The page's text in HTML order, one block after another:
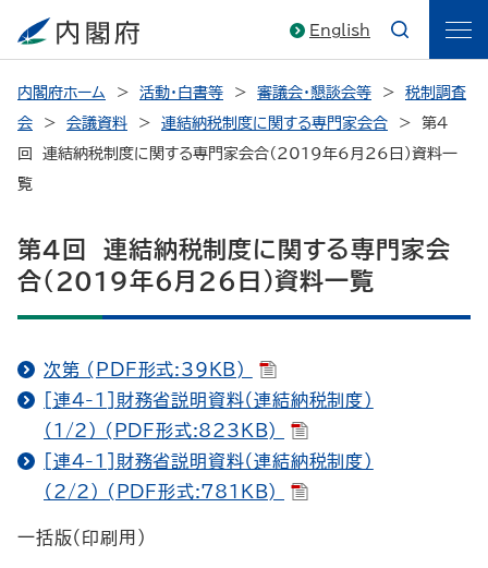
English
内閣府ホーム 活動・白書等 審議会・懇談会等
税制調査
会
会議資料 連結納税制度に関する専門家会合
第4
回 連結納税制度に関する専門家会合（2019年6月26日）資料一
覧
第4回 連結納税制度に関する専門家会
合（2019年6月26日）資料一覧
次第 (PDF形式:39KB)
[連4-1]財務省説明資料（連結納税制度）
（1/2） (PDF形式:823KB)
[連4-1]財務省説明資料（連結納税制度）
（2/2） (PDF形式:781KB)
一括版（印刷用）